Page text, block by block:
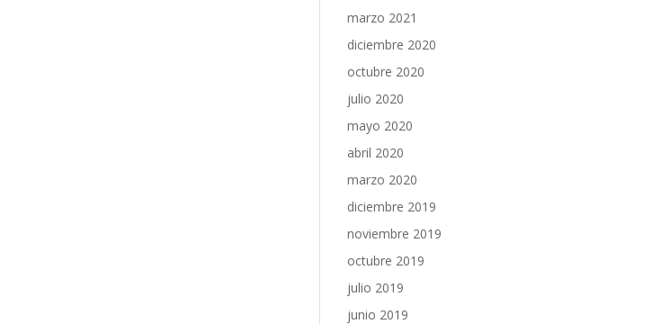
marzo 2021
diciembre 2020
octubre 2020
julio 2020
mayo 2020
abril 2020
marzo 2020
diciembre 2019
noviembre 2019
octubre 2019
julio 2019
junio 2019